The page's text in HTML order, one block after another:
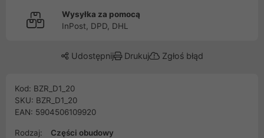
Wysyłka za pomocą
InPost, DPD, DHL
Udostępnij Drukuj Zgłoś błąd
Kod: BZR_D1_20
SKU: BZR_D1_20
EAN: 5904506109920
Rodzaj:
Części obudowy